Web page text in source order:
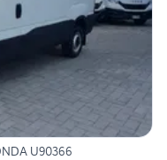
U90366